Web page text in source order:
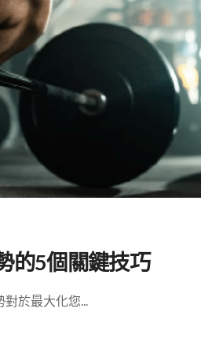
的5個關鍵技巧
於最大化您...